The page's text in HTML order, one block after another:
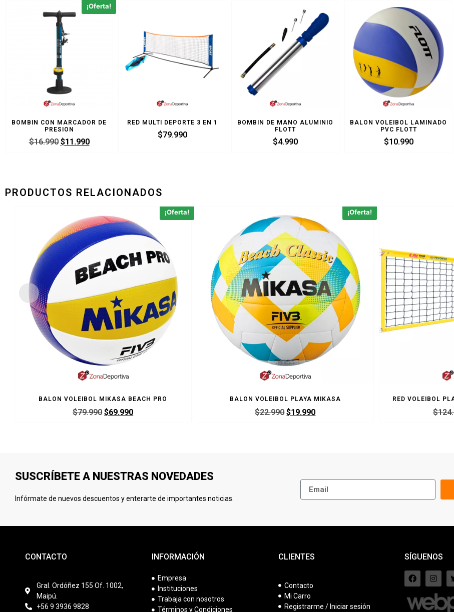
¡Oferta!
BOMBIN CON MARCADOR DE
PRESION
$16.990 $11.990
RED MULTI DEPORTE 3 EN 1
$79.990
BOMBIN DE MANO ALUMINIO
FLOTT
$4.990
BALON VOLEIBOL LAMINADO
PVC FLOTT
$10.990
PRODUCTOS RELACIONADOS
¡Oferta!
BALON VOLEIBOL MIKASA BEACH PRO
$79.990 $69.990
¡Oferta!
BALON VOLEIBOL PLAYA MIKASA
$22.990 $19.990
RED VOLEIBOL
$
SUSCRÍBETE A NUESTRAS NOVEDADES
Infórmate de nuevos descuentos y enterarte de importantes noticias.
CONTACTO
Gral. Ordóñez 155 Of. 1002,
Maipú.
+56 9 3936 9828
INFORMACIÓN
Empresa
Instituciones
Trabaja con nosotros
Términos y Condiciones
CLIENTES
Contacto
Mi Carro
Registrarme / Iniciar sesión
SÍGUENOS